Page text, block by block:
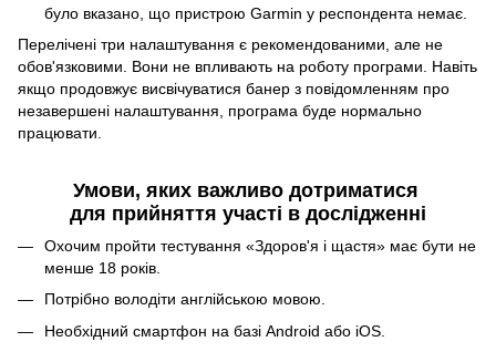
було вказано, що пристрою Garmin у респондента немає.
Перелічені три налаштування є рекомендованими, але не
обов'язковими. Вони не впливають на роботу програми. Навіть
якщо продовжує висвічуватися банер з повідомленням про
незавершені налаштування, програма буде нормально
працювати.
Умови, яких важливо дотриматися
для прийняття участі в дослідженні
Охочим пройти тестування «Здоров'я і щастя» має бути не
менше 18 років.
Потрібно володіти англійською мовою.
Необхідний смартфон на базі Android або iOS.